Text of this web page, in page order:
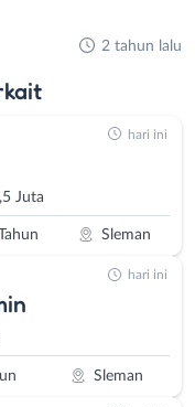
2 tahun lalu
Juta
Sleman
hari ini
Sleman
hari ini